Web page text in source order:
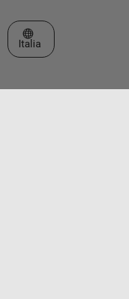
Seleziona un sito web
Italia